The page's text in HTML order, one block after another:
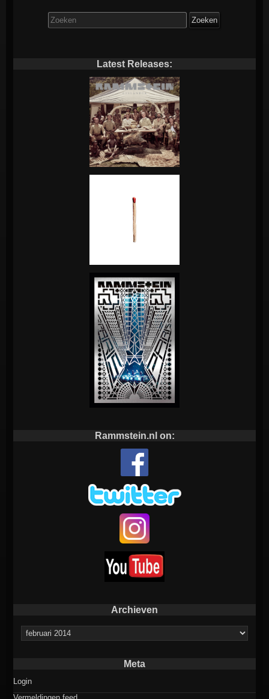
Zoek
naar:
Latest Releases:
Rammstein.nl on:
Archieven
Archieven
Meta
Login